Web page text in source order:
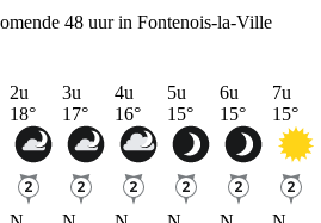
48 uur in Fontenois-la-Ville
2u
18°
3u
17°
4u
16°
5u
15°
6u
15°
7u
15°